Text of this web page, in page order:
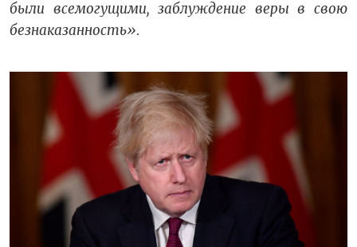
были всемогущими, заблуждение веры в свою
безнаказанность».